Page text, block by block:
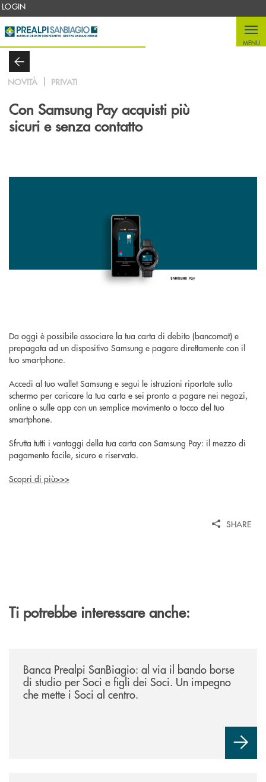
Salta al contenuto principale
LOGIN
MENU
NOVITÀ PRIVATI
Con Samsung Pay acquisti più
sicuri e senza contatto
Da oggi è possibile associare la tua carta di debito (bancomat) e
prepagata ad un dispositivo Samsung e pagare direttamente con il
tuo smartphone.
Accedi al tuo wallet Samsung e segui le istruzioni riportate sullo
schermo per caricare la tua carta e sei pronto a pagare nei negozi,
online o sulle app con un semplice movimento o tocco del tuo
smartphone.
Sfrutta tutti i vantaggi della tua carta con Samsung Pay: il mezzo di
pagamento facile, sicuro e riservato.
Scopri di più>>>
SHARE
Ti potrebbe interessare anche:
Banca Prealpi SanBiagio: al via il bando borse
di studio per Soci e figli dei Soci. Un impegno
che mette i Soci al centro.